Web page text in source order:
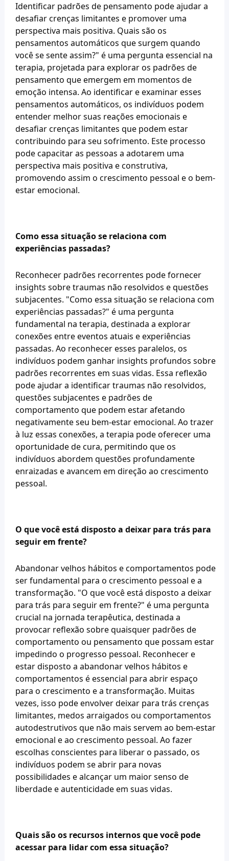
Identificar padrões de pensamento pode ajudar a
desafiar crenças limitantes e promover uma
perspectiva mais positiva. Quais são os
pensamentos automáticos que surgem quando
você se sente assim?" é uma pergunta essencial na
terapia, projetada para explorar os padrões de
pensamento que emergem em momentos de
emoção intensa. Ao identificar e examinar esses
pensamentos automáticos, os indivíduos podem
entender melhor suas reações emocionais e
desafiar crenças limitantes que podem estar
contribuindo para seu sofrimento. Este processo
pode capacitar as pessoas a adotarem uma
perspectiva mais positiva e construtiva,
promovendo assim o crescimento pessoal e o bem-
estar emocional.
Como essa situação se relaciona com
experiências passadas?
Reconhecer padrões recorrentes pode fornecer
insights sobre traumas não resolvidos e questões
subjacentes. "Como essa situação se relaciona com
experiências passadas?" é uma pergunta
fundamental na terapia, destinada a explorar
conexões entre eventos atuais e experiências
passadas. Ao reconhecer esses paralelos, os
indivíduos podem ganhar insights profundos sobre
padrões recorrentes em suas vidas. Essa reflexão
pode ajudar a identificar traumas não resolvidos,
questões subjacentes e padrões de
comportamento que podem estar afetando
negativamente seu bem-estar emocional. Ao trazer
à luz essas conexões, a terapia pode oferecer uma
oportunidade de cura, permitindo que os
indivíduos abordem questões profundamente
enraizadas e avancem em direção ao crescimento
pessoal.
O que você está disposto a deixar para trás para
seguir em frente?
Abandonar velhos hábitos e comportamentos pode
ser fundamental para o crescimento pessoal e a
transformação. "O que você está disposto a deixar
para trás para seguir em frente?" é uma pergunta
crucial na jornada terapêutica, destinada a
provocar reflexão sobre quaisquer padrões de
comportamento ou pensamento que possam estar
impedindo o progresso pessoal. Reconhecer e
estar disposto a abandonar velhos hábitos e
comportamentos é essencial para abrir espaço
para o crescimento e a transformação. Muitas
vezes, isso pode envolver deixar para trás crenças
limitantes, medos arraigados ou comportamentos
autodestrutivos que não mais servem ao bem-estar
emocional e ao crescimento pessoal. Ao fazer
escolhas conscientes para liberar o passado, os
indivíduos podem se abrir para novas
possibilidades e alcançar um maior senso de
liberdade e autenticidade em suas vidas.
Quais são os recursos internos que você pode
acessar para lidar com essa situação?